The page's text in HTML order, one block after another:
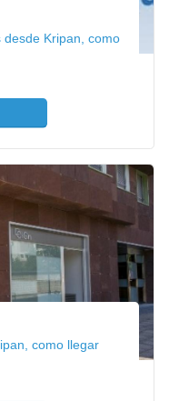
Kripan, como
como llegar